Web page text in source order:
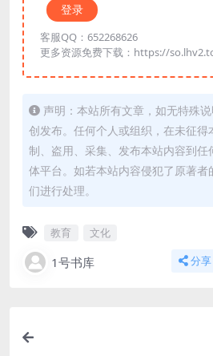
登录
客服QQ：652268626
更多资源免费下载：https://
声明：本站所有文章，如无特殊
创发布。任何个人或组织，在未征得
制、盗用、采集、发布本站内容到任
体平台。如若本站内容侵犯了原著
们进行处理。
教育 文化
1号书库 分享